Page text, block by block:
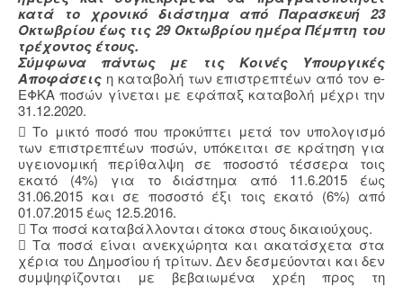
κατά το χρονικό διάστημα από Παρασκευή 23
Οκτωβρίου έως τις 29 Οκτωβρίου ημέρα Πέμπτη του
τρέχοντος έτους.
Σύμφωνα πάντως με τις Κοινές Υπουργικές
Αποφάσεις η καταβολή των επιστρεπτέων από τον e-
ΕΦΚΑ ποσών γίνεται με εφάπαξ καταβολή μέχρι την
31.12.2020.
 Το μικτό ποσό που προκύπτει μετά τον υπολογισμό
των επιστρεπτέων ποσών, υπόκειται σε κράτηση για
υγειονομική περίθαλψη σε ποσοστό τέσσερα τοις
εκατό (4%) για το διάστημα από 11.6.2015 έως
31.06.2015 και σε ποσοστό έξι τοις εκατό (6%) από
01.07.2015 έως 12.5.2016.
 Τα ποσά καταβάλλονται άτοκα στους δικαιούχους.
 Τα ποσά είναι ανεκχώρητα και ακατάσχετα στα
χέρια του Δημοσίου ή τρίτων. Δεν δεσμεύονται και δεν
συμψηφίζονται με βεβαιωμένα χρέη προς τη